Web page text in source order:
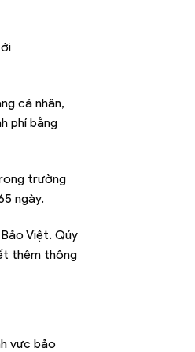
cá nhân,
phí bằng
trường
ngày.
Việt. Qúy
thêm thông
vực bảo